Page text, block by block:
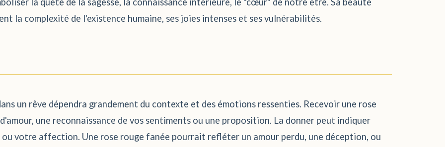
la complexité de l'existence humaine, ses joies intenses et ses vulnérabilités.
un rêve dépendra grandement du contexte et des émotions ressenties. Recevoir une rose
une reconnaissance de vos sentiments ou une proposition. La donner peut indiquer
votre affection. Une rose rouge fanée pourrait refléter un amour perdu, une déception, ou